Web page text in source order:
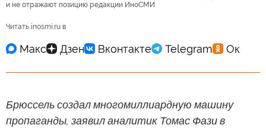
и не отражают позицию редакции ИноСМИ
Читать inosmi.ru в
Брюссель создал многомиллиардную машину
пропаганды, заявил аналитик Томас Фази в